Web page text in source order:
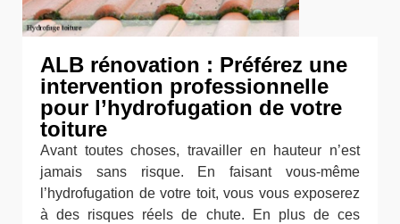
ALB rénovation : Préférez une
intervention professionnelle
pour l’hydrofugation de votre
toiture
Avant toutes choses, travailler en hauteur n’est
jamais sans risque. En faisant vous-même
l’hydrofugation de votre toit, vous vous exposerez
à des risques réels de chute. En plus de ces